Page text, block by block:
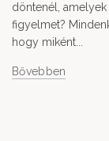
döntenél,
figyelmet?
hogy miként...
Bővebben